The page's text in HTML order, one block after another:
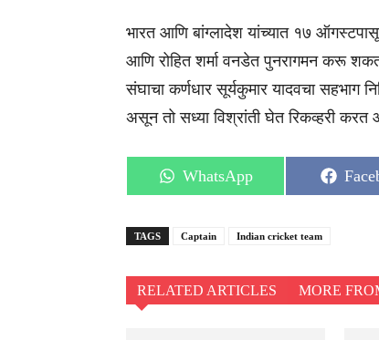
भारत आणि बांग्लादेश यांच्यात १७
आणि रोहित शर्मा वनडेत पुनरागमन करू
संघाचा कर्णधार सूर्यकुमार यादवचा सहभाग
असून तो सध्या विश्रांती घेत रिकव्हरी करत
Share
on
WhatsApp
on
TAGS Captain Indian cricket team
RELATED ARTICLES MORE